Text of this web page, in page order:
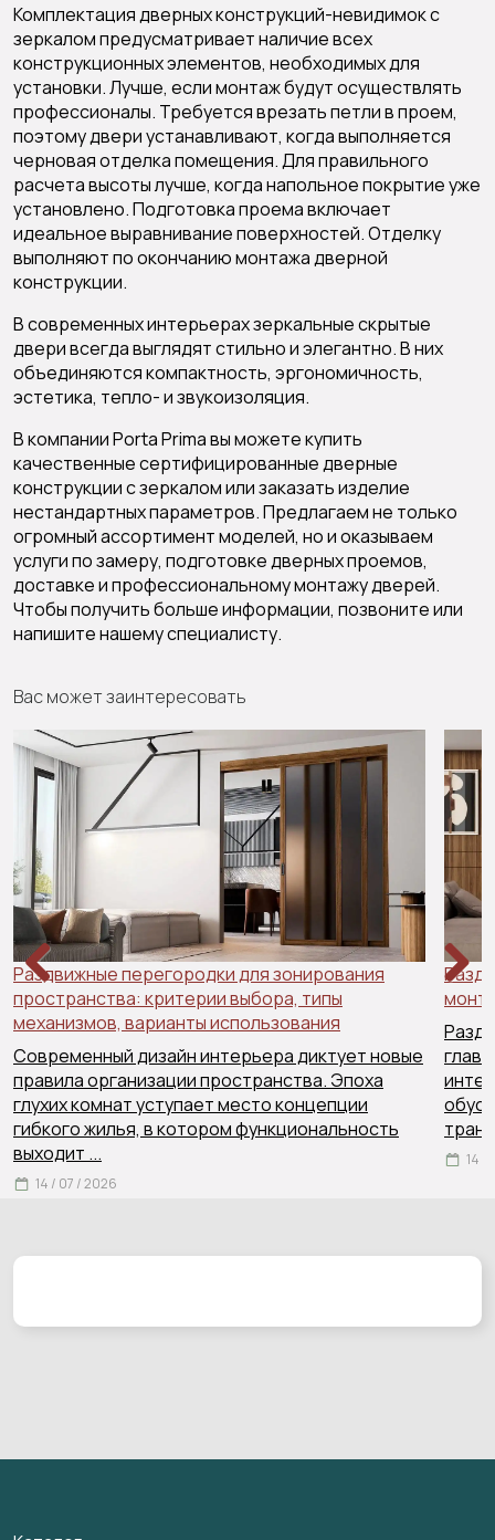
Комплектация дверных конструкций-невидимок с
зеркалом предусматривает наличие всех
конструкционных элементов, необходимых для
установки. Лучше, если монтаж будут осуществлять
профессионалы. Требуется врезать петли в проем,
поэтому двери устанавливают, когда выполняется
черновая отделка помещения. Для правильного
расчета высоты лучше, когда напольное покрытие уже
установлено. Подготовка проема включает
идеальное выравнивание поверхностей. Отделку
выполняют по окончаниюмонтажа дверной
конструкции.
В современных интерьерах зеркальные скрытые
двери всегда выглядят стильно и элегантно. В них
объединяются компактность, эргономичность,
эстетика, тепло- и звукоизоляция.
В компании Porta Prima вы можете купить
качественные сертифицированные дверные
конструкции с зеркалом или заказать изделие
нестандартных параметров. Предлагаем не только
огромный ассортимент моделей, но и оказываем
услуги по замеру, подготовке дверных проемов,
доставке и профессиональному монтажу дверей.
Чтобы получить больше информации, позвоните или
напишите нашему специалисту.
Вас может заинтересовать
Раздвижные перегородки для зонирования
пространства: критерии выбора, типы
механизмов, варианты использования
Современный дизайн интерьера диктует новые
правила организации пространства. Эпоха
глухих комнат уступает место концепции
гибкого жилья, в котором функциональность
выходит ...
14 / 07 / 2026
14 /
Previous Next